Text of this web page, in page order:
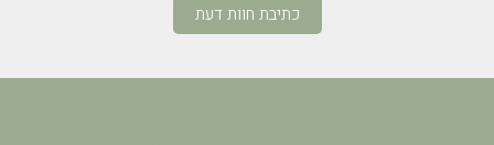
כתיבת חוות דעת